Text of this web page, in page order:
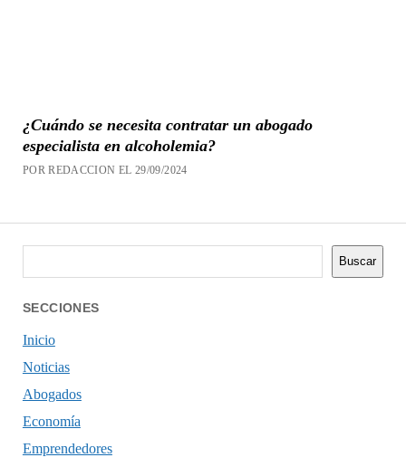
¿Cuándo se necesita contratar un abogado
especialista en alcoholemia?
POR REDACCION EL 29/09/2024
Buscar
SECCIONES
Inicio
Noticias
Abogados
Economía
Emprendedores